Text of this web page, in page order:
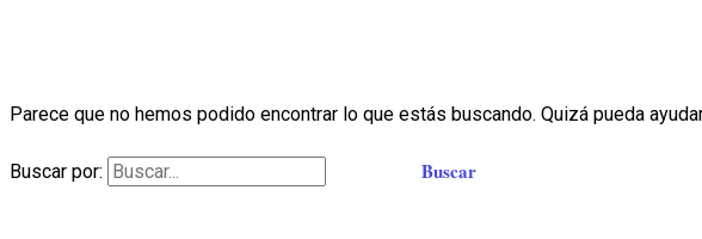
Parece que no hemos podido encontrar lo que estás buscando. Quizá pueda
Buscar por: